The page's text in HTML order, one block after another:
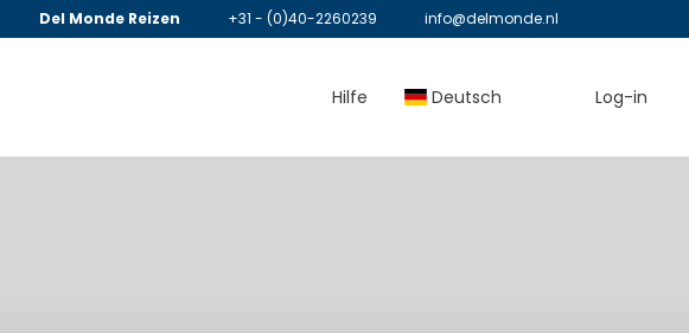
Del Monde Reizen +31 - (0)40-2260239 info@delmonde.nl
Hilfe Deutsch Log-in